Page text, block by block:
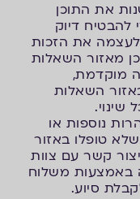
את התוכן
להבטיח דיוק
לעצמה את הזכות
מאזור השאלות
מוקדמת,
השאלות
שינוי.
נוספות או
טופלו באזור
קשר עם צוות
באמצעות משלוח
סיוע.